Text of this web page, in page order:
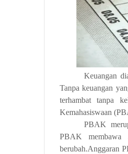
Keuangan
Tanpa keuangan
terhambat tanpa
Kemahasiswaan
PBAK
PBAK membawa
berubah.Anggaran